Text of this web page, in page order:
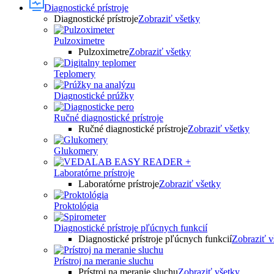
Diagnostické prístroje
Diagnostické prístrojeZobraziť všetky
Pulzoximetre
PulzoximetreZobraziť všetky
Teplomery
Diagnostické prúžky
Ručné diagnostické prístroje
Ručné diagnostické prístrojeZobraziť všetky
Glukomery
Laboratórne prístroje
Laboratórne prístrojeZobraziť všetky
Proktológia
Diagnostické prístroje pľúcnych funkcií
Diagnostické prístroje pľúcnych funkciíZobraziť
Prístroj na meranie sluchu
Prístroj na meranie sluchuZobraziť všetky